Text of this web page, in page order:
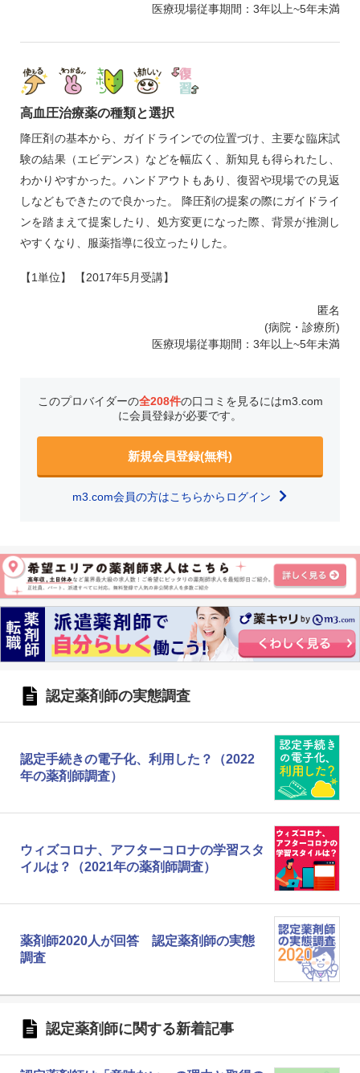
医療現場従事期間：3年以上~5年未満
高血圧治療薬の種類と選択
降圧剤の基本から、ガイドラインでの位置づけ、主要な臨床試
験の結果（エビデンス）などを幅広く、新知見も得られたし、
わかりやすかった。ハンドアウトもあり、復習や現場での見返
しなどもできたので良かった。 降圧剤の提案の際にガイドライ
ンを踏まえて提案したり、処方変更になった際、背景が推測し
やすくなり、服薬指導に役立ったりした。
【1単位】 【2017年5月受講】
匿名
(病院・診療所)
医療現場従事期間：3年以上~5年未満
このプロバイダーの全208件の口コミを見るにはm3.com
に会員登録が必要です。
新規会員登録(無料)
m3.com会員の方はこちらからログイン
認定薬剤師の実態調査
認定手続きの電子化、利用した？（2022
年の薬剤師調査）
ウィズコロナ、アフターコロナの学習スタ
イルは？（2021年の薬剤師調査）
薬剤師2020人が回答 認定薬剤師の実態
調査
認定薬剤師に関する新着記事